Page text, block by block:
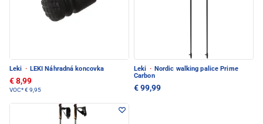
Leki · LEKI Náhradná koncovka
€ 8,99
VOC*€ 9,95
Leki · Nordic walking palice Prime
Carbon
€ 99,99